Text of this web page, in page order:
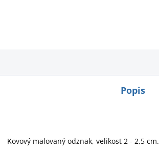
Popis
Kovový malovaný odznak, velikost 2 - 2,5 cm.